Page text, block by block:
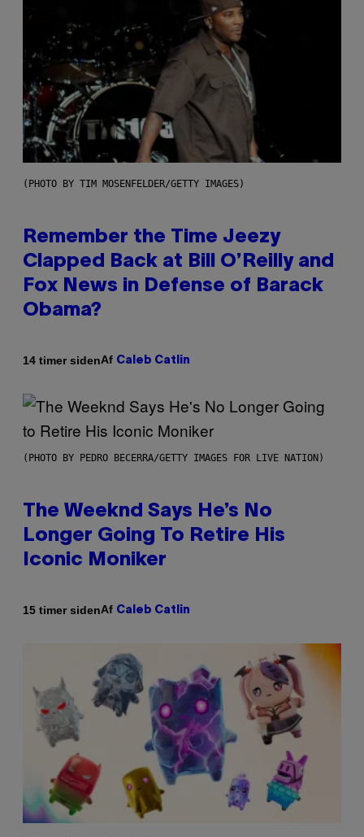
(PHOTO BY TIM MOSENFELDER/GETTY IMAGES)
Remember the Time Jeezy
Clapped Back at Bill O’Reilly and
Fox News in Defense of Barack
Obama?
14 timer sidenAf Caleb Catlin
(PHOTO BY PEDRO BECERRA/GETTY IMAGES FOR LIVE NATION)
The Weeknd Says He’s No
Longer Going To Retire His
Iconic Moniker
15 timer sidenAf Caleb Catlin